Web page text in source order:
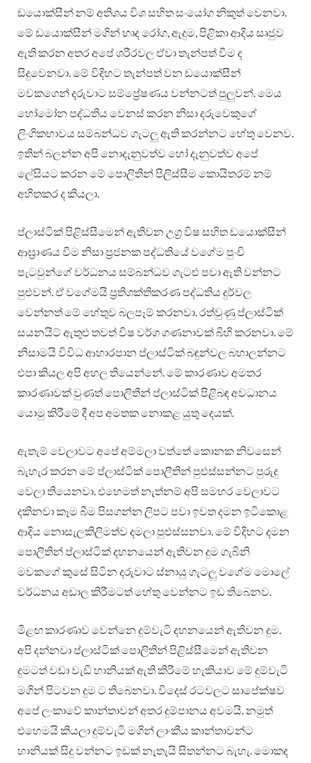
ඩයොක්සීන් නම් අතිශය විශ සහිත සංයෝග නිකුත් වෙනවා.
මේ ඩයොක්සීන් මගින් හෘද රෝග, ඇදුම, පිළිකා ආදිය සෘජුව
ඇති කරන අතර අපේ ශරීරවල ඒවා තැන්පත් වීම ද
සිදුවෙනවා. මේ විදිහට තැන්පත් වන ඩයොක්සීන්
මවකගෙන් දරුවාට සම්ප්‍රේෂණය වන්නටත් පුලු‍වන්. මෙය
හෝමෝන පද්ධතිය වෙනස් කරන නිසා දරුවෙකුගේ
ලිංගිකභාවය සම්බන්ධව ගැටලු‍ ඇති කරන්නට හේතු වෙනව.
ඉතින් බලන්න අපි නොදැනුවත්ව හෝ දැනුවත්ව අපේ
ලේසියට කරන මේ පොලිතින් පිලිස්සීම කොයිතරම් නම්
අහිතකර ද කියලා.
ප්ලාස්ටික් පිළිස්සීමෙන් ඇතිවන උග්‍ර විෂ සහිත ඩයොක්සීන්
ආඝ්‍රාණය වීම නිසා ප්‍රජනක පද්ධතියේ වගේම පුංචි
පැටවුන්ගේ වර්ධනය සම්බන්ධව ගැටළු පවා ඇති වන්නට
පුළුවන්. ඒ වගේමයි ප්‍රතිශක්තිකරණ පද්ධතිය දුර්වල
වෙන්නත් මේ හේතුව බලපෑම් කරනවා. රත්වුණු ප්ලාස්ටික්
සයනයිට් ඇතුළු තවත් විෂ වර්ග ගණනාවක් බිහි කරනවා. මේ
නිසාමයි විවිධ ආහාරපාන ප්ලාස්ටික් බඳුන්වල බහාලන්නට
එපා කියල අපි අහල තියෙන්නේ. මේ කාරණාව අමතර
කාරණාවක් වුණත් පොලිතීන් ප්ලාස්ටික් පිළිබඳ අවධානය
යොමු කිරීමේ දී අප අමතක නොකළ යුතු දෙයක්.
ඇතැම් වෙලාවට අපේ අම්මලා වත්තේ කොනක නිවසෙන්
බැහැර කරන මේ ප්ලාස්ටික් පොලීතින් පුළුස්සන්නට පුරුදු
වෙලා තියෙනවා. එහෙමත් නැත්නම් අපි සමහර වෙලාවට
දකිනවා කෑම බීම පිසගන්න ලිපට පවා ඉවත දමන ඉටිකොළ
ආදිය නොසැලකිලිමත්ව දමලා පුළුස්සනවා. මේ විදිහට දමන
පොලිතින් ප්ලාස්ටික් දහනයෙන් ඇතිවන දුම ගැබිනි
මවකගේ කුසේ සිටින දරුවාට ස්නායු ගැටලු‍ වගේම මොලේ
වර්ධනය අඩාල කිරීමටත් හේතු වෙන්නට ඉඩ තිබෙනව.
මීළඟ කාරණාව වෙන්නෙ දුම්වැටි දහනයෙන් ඇතිවන දුම.
අපි දන්නවා ප්ලාස්ටික් පොලිතින් පිළිස්සීමෙන් ඇතිවන
දුමටත් වඩා වැඩි හානියක් ඇති කිරීමේ හැකියාව මේ දුම්වැටි
මගින් පිටවන දුම ට තිබෙනවා. විදෙස් රටවලට සාපේක්ෂව
අපේ ලංකාවේ කාන්තාවන් අතර දුම්පානය අවමයි. නමුත්
එහෙමයි කියලා දුම්වැටි මගින් ලාංකීය කාන්තාවන්ට
හානියක් සිදු වන්නට ඉඩක් නැතැයි සිතන්නට බැහැ. මොකද